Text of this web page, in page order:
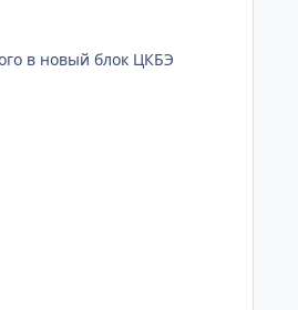
в новый блок ЦКБЭ